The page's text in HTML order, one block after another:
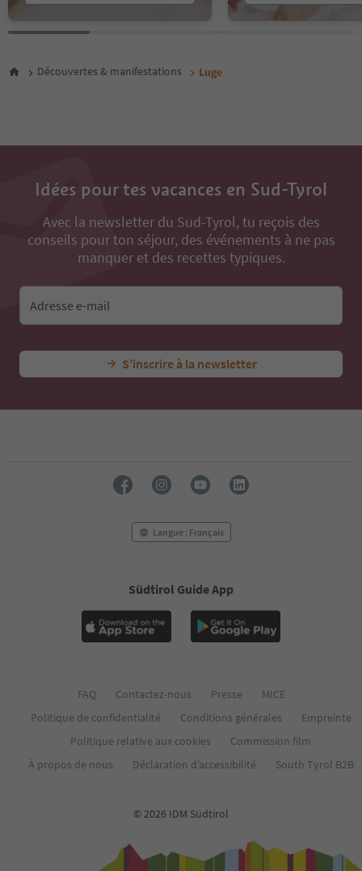
Découvertes & manifestations Luge
Idées pour tes vacances en Sud-Tyrol
Avec la newsletter du Sud-Tyrol, tu reçois des
conseils pour ton séjour, des événements à ne pas
manquer et des recettes typiques.
Adresse e-mail
S’inscrire à la newsletter
Langue : Français
Südtirol Guide App
FAQ Contactez-nous Presse
MICE
Politique de confidentialité
Conditions générales
Empreinte
Politique relative aux cookies
Commission film
À propos de nous
Déclaration d’accessibilité South Tyrol B2B
© 2026 IDM Südtirol